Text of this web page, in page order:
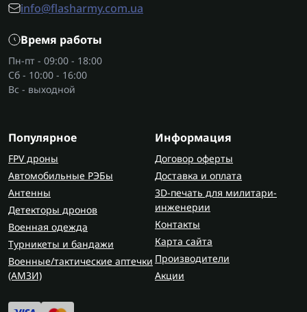
info@flasharmy.com.ua
Время работы
Пн-пт - 09:00 - 18:00
Сб - 10:00 - 16:00
Вс - выходной
Популярное
FPV дроны
Автомобильные РЭБы
Антенны
Детекторы дронов
Военная одежда
Турникеты и бандажи
Военные/тактические аптечки
(AMЗИ)
Информация
Договор оферты
Доставка и оплата
3D-печать для милитари-
инженерии
Контакты
Карта сайта
Производители
Акции